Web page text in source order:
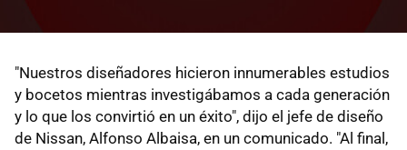
"Nuestros diseñadores hicieron innumerables estudios
y bocetos mientras investigábamos a cada generación
y lo que los convirtió en un éxito", dijo el jefe de diseño
de Nissan, Alfonso Albaisa, en un comunicado. "Al final,